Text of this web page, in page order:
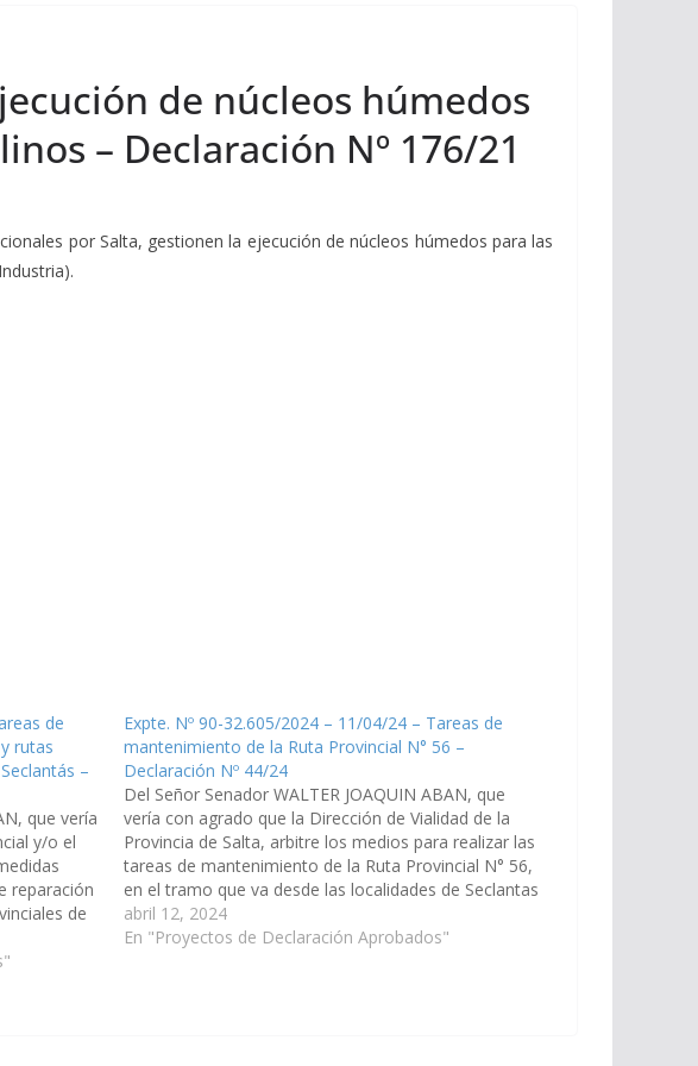
de núcleos húmedos
– Declaración Nº 176/21
por Salta, gestionen la ejecución de núcleos húmedos para las
de
rutas
–
que vería
y/o el
reparación
de
Expte. Nº 90-32.605/2024 – 11/04/24 – Tareas de
mantenimiento de la Ruta Provincial N° 56 –
Declaración Nº 44/24
Del Señor Senador WALTER JOAQUIN ABAN, que
vería con agrado que la Dirección de Vialidad de la
Provincia de Salta, arbitre los medios para realizar las
tareas de mantenimiento de la Ruta Provincial N° 56,
en el tramo que va desde las localidades de Seclantas
a Luracatao, del departamento Molinos.…
abril 12, 2024
En "Proyectos de Declaración Aprobados"